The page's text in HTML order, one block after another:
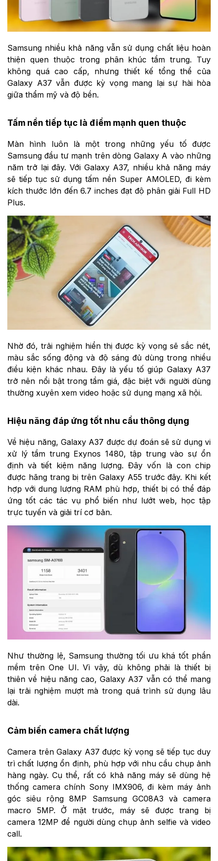
Samsung nhiều khả năng vẫn sử dụng chất liệu hoàn
thiện quen thuộc trong phân khúc tầm trung. Tuy
không quá cao cấp, nhưng thiết kế tổng thể của
Galaxy A37 vẫn được kỳ vọng mang lại sự hài hòa
giữa thẩm mỹ và độ bền.
Tấm nền tiếp tục là điểm mạnh quen thuộc
Màn hình luôn là một trong những yếu tố được
Samsung đầu tư mạnh trên dòng Galaxy A vào những
năm trở lại đây. Với Galaxy A37, nhiều khả năng máy
sẽ tiếp tục sử dụng tấm nền Super AMOLED, đi kèm
kích thước lớn đến 6.7 inches đạt độ phân giải Full HD
Plus.
Nhờ đó, trải nghiệm hiển thị được kỳ vọng sẽ sắc nét,
màu sắc sống động và độ sáng đủ dùng trong nhiều
điều kiện khác nhau. Đây là yếu tố giúp Galaxy A37
trở nên nổi bật trong tầm giá, đặc biệt với người dùng
thường xuyên xem video hoặc sử dụng mạng xã hội.
Hiệu năng đáp ứng tốt nhu cầu thông dụng
Về hiệu năng, Galaxy A37 được dự đoán sẽ sử dụng vi
xử lý tầm trung Exynos 1480, tập trung vào sự ổn
định và tiết kiệm năng lượng. Đây vốn là con chip
được hãng trang bị trên Galaxy A55 trước đây. Khi kết
hợp với dung lượng RAM phù hợp, thiết bị có thể đáp
ứng tốt các tác vụ phổ biến như lướt web, học tập
trực tuyến và giải trí cơ bản.
Như thường lệ, Samsung thường tối ưu khá tốt phần
mềm trên One UI. Vì vậy, dù không phải là thiết bị
thiên về hiệu năng cao, Galaxy A37 vẫn có thể mang
lại trải nghiệm mượt mà trong quá trình sử dụng lâu
dài.
Cảm biến camera chất lượng
Camera trên Galaxy A37 được kỳ vọng sẽ tiếp tục duy
trì chất lượng ổn định, phù hợp với nhu cầu chụp ảnh
hàng ngày. Cụ thể, rất có khả năng máy sẽ dùng hệ
thống camera chính Sony IMX906, đi kèm máy ảnh
góc siêu rộng 8MP Samsung GC08A3 và camera
macro 5MP. Ở mặt trước, máy sẽ được trang bị
camera 12MP để người dùng chụp ảnh selfie và video
call.